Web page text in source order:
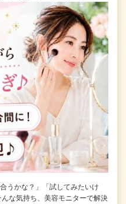
うかな？」「試してみたいけ
な気持ち、美容モニターで解決